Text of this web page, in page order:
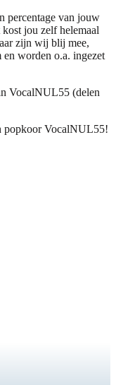
percentage van jouw
jou zelf helemaal
zijn wij blij mee,
worden o.a. ingezet
VocalNUL55 (delen
popkoor VocalNUL55!